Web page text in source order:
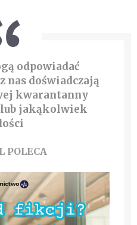
odpowiadać
nas doświadczają
kwarantanny
lub jakąkolwiek
POLECA